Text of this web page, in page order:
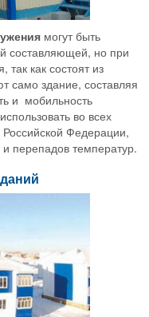
могут быть
составляющей, но при
как состоят из
само здание, составляя
и мобильность
во всех
Российской Федерации,
перепадов температур.